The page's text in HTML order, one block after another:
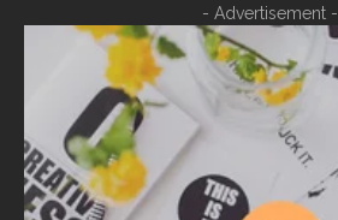
- Advertisement -